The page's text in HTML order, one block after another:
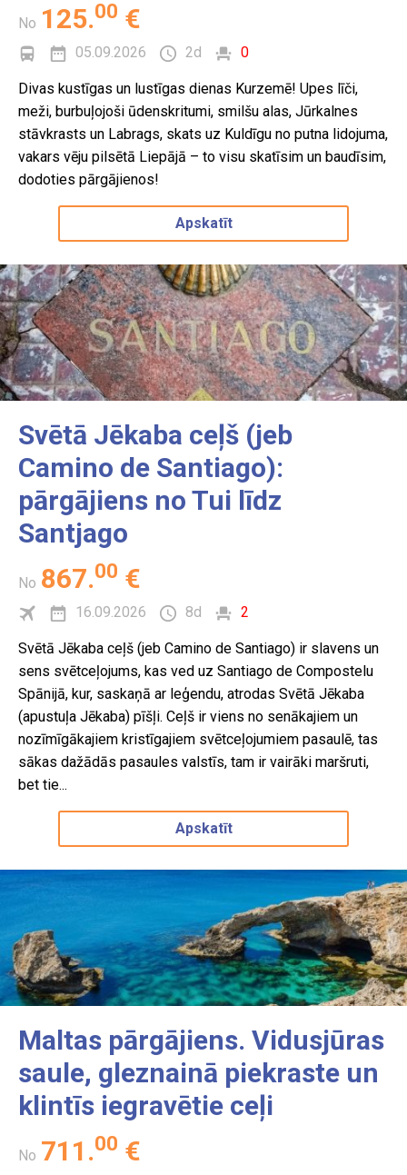
No 125.00 €
05.09.2026 2d 0
Divas kustīgas un lustīgas dienas Kurzemē! Upes līči,
meži, burbuļojoši ūdenskritumi, smilšu alas, Jūrkalnes
stāvkrasts un Labrags, skats uz Kuldīgu no putna lidojuma,
vakars vēju pilsētā Liepājā – to visu skatīsim un baudīsim,
dodoties pārgājienos!
Apskatīt
Svētā Jēkaba ceļš (jeb
Camino de Santiago):
pārgājiens no Tui līdz
Santjago
No 867.00 €
16.09.2026 8d 2
Svētā Jēkaba ceļš (jeb Camino de Santiago) ir slavens un
sens svētceļojums, kas ved uz Santiago de Compostelu
Spānijā, kur, saskaņā ar leģendu, atrodas Svētā Jēkaba
(apustuļa Jēkaba) pīšļi. Ceļš ir viens no senākajiem un
nozīmīgākajiem kristīgajiem svētceļojumiem pasaulē, tas
sākas dažādās pasaules valstīs, tam ir vairāki maršruti,
bet tie...
Apskatīt
Maltas pārgājiens. Vidusjūras
saule, gleznainā piekraste un
klintīs iegravētie ceļi
No 711 .00 €